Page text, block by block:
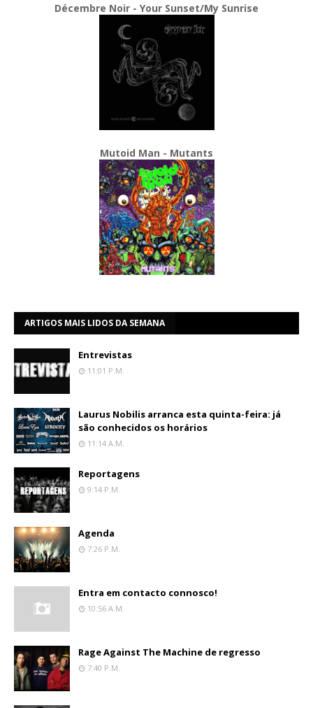
Décembre Noir - Your Sunset/My Sunrise
Mutoid Man - Mutants
ARTIGOS MAIS LIDOS DA SEMANA
Entrevistas
11:01 P.m.
Laurus Nobilis arranca esta quinta-feira: já
são conhecidos os horários
11:14 A.m.
Reportagens
9:14 P.m.
Agenda
7:26 P.m.
Entra em contacto connosco!
10:56 A.m.
Rage Against The Machine de regresso
7:40 P.m.